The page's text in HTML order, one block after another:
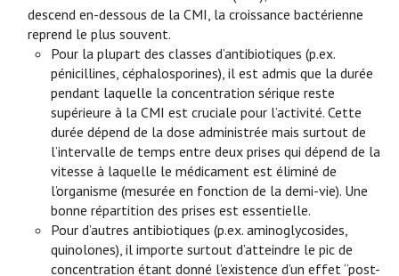
descend en-dessous de la CMI, la croissance bactérienne
reprend le plus souvent.
Pour la plupart des classes d’antibiotiques (p.ex.
pénicillines, céphalosporines), il est admis que la durée
pendant laquelle la concentration sérique reste
supérieure à la CMI est cruciale pour l’activité. Cette
durée dépend de la dose administrée mais surtout de
l’intervalle de temps entre deux prises qui dépend de la
vitesse à laquelle le médicament est éliminé de
l’organisme (mesurée en fonction de la demi-vie). Une
bonne répartition des prises est essentielle.
Pour d’autres antibiotiques (p.ex. aminoglycosides,
quinolones), il importe surtout d’atteindre le pic de
concentration étant donné l’existence d’un effet “post-